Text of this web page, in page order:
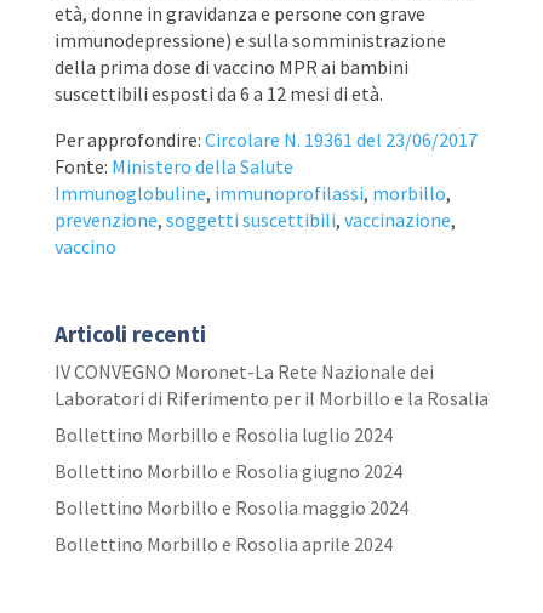
età, donne in gravidanza e persone con grave
immunodepressione) e sulla somministrazione
della prima dose di vaccino MPR ai bambini
suscettibili esposti da 6 a 12 mesi di età.
Per approfondire: Circolare N. 19361 del 23/06/2017
Fonte: Ministero della Salute
Immunoglobuline, immunoprofilassi, morbillo,
prevenzione, soggetti suscettibili, vaccinazione,
vaccino
Articoli recenti
IV CONVEGNO Moronet-La Rete Nazionale dei
Laboratori di Riferimento per il Morbillo e la Rosalia
Bollettino Morbillo e Rosolia luglio 2024
Bollettino Morbillo e Rosolia giugno 2024
Bollettino Morbillo e Rosolia maggio 2024
Bollettino Morbillo e Rosolia aprile 2024